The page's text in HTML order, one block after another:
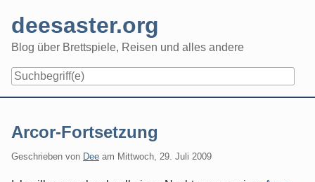
content
deesaster.org
Blog über Brettspiele, Reisen und alles andere
Arcor-Fortsetzung
Geschrieben von Dee am Mittwoch, 29. Juli 2009